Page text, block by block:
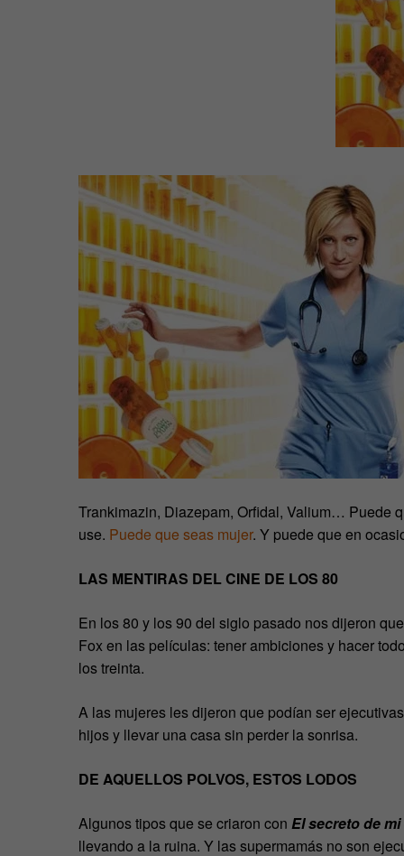
Trankimazin, Diazepam, Orfidal, Valium… Puede
use. Puede que seas mujer. Y puede que en
LAS MENTIRAS DEL CINE DE LOS 80
En los 80 y los 90 del siglo pasado nos dijeron
Fox en las películas: tener ambiciones y hacer
los treinta.
A las mujeres les dijeron que podían ser
hijos y llevar una casa sin perder la sonrisa.
DE AQUELLOS POLVOS, ESTOS LODOS
Algunos tipos que se criaron con El secreto de
llevando a la ruina. Y las supermamás no son